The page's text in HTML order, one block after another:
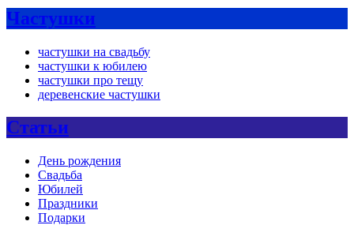
Частушки
частушки на свадьбу
частушки к юбилею
частушки про тещу
деревенские частушки
Статьи
День рождения
Свадьба
Юбилей
Праздники
Подарки